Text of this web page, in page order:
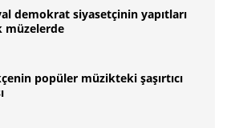
demokrat siyasetçinin yapıtları
müzelerde
popüler müzikteki şaşırtıcı